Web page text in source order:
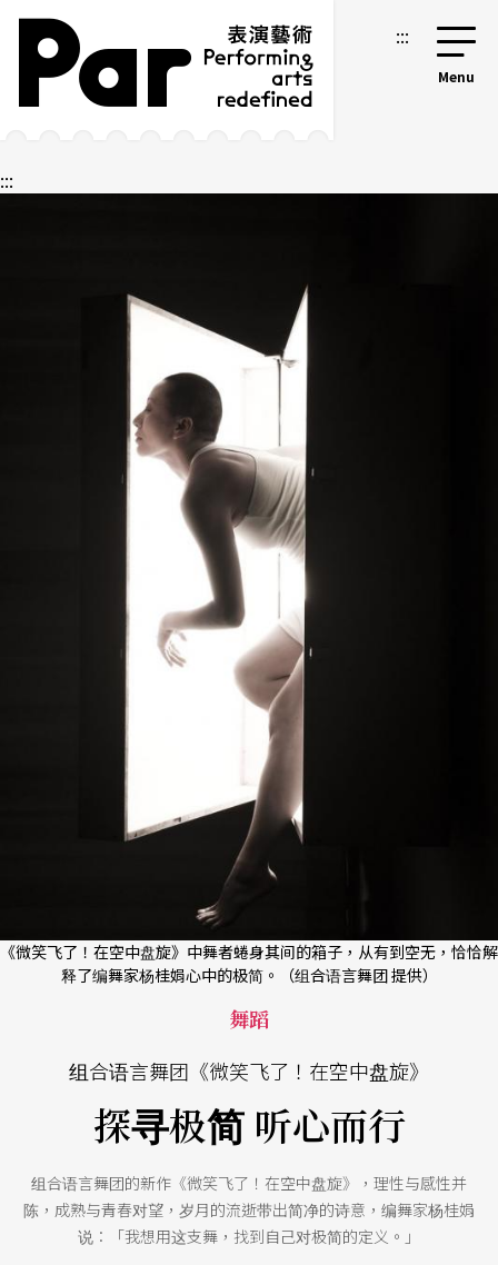
跳到主要内容区块
网站导览 :::
:::
《微笑飞了！在空中盘旋》中舞者蜷身其间的箱子，从有到空无，恰恰解
释了编舞家杨桂娟心中的极简。（组合语言舞团 提供）
舞蹈
组合语言舞团《微笑飞了！在空中盘旋》
探寻极简 听心而行
组合语言舞团的新作《微笑飞了！在空中盘旋》，理性与感性并
陈，成熟与青春对望，岁月的流逝带出简净的诗意，编舞家杨桂娟
说：「我想用这支舞，找到自己对极简的定义。」